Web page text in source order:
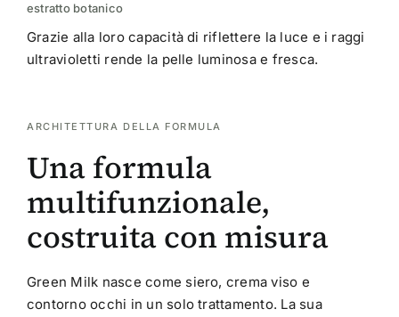
estratto botanico
Grazie alla loro capacità di riflettere la luce e i raggi
ultravioletti rende la pelle luminosa e fresca.
ARCHITETTURA DELLA FORMULA
Una formula
multifunzionale,
costruita con misura
Green Milk nasce come siero, crema viso e
contorno occhi in un solo trattamento. La sua